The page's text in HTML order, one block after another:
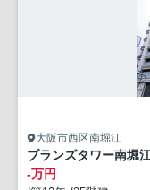
大阪市西区南堀江
ブランズタワー南堀
-万円